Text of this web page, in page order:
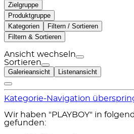
Zielgruppe
Produktgruppe
Kategorien
Filtern / Sortieren
Filtern & Sortieren
Ansicht wechseln
Sortieren
Galerieansicht Listenansicht
Kategorie-Navigation
Wir haben "PLAYBOY" in
gefunden: